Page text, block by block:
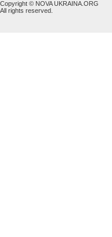
Copyright © NOVA UKRAINA.ORG
All rights reserved.